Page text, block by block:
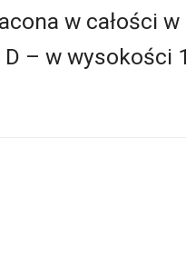
w całości
– w wysokości